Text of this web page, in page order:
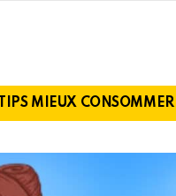
TIPS MIEUX CONSOMMER